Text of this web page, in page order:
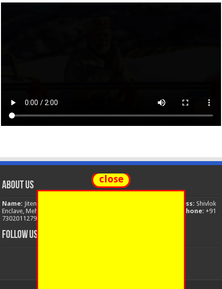
About Us
Name: Jitendra Singh Address: Shivlok
Enclave, Mehuwala Mafi, Dehradun, Uttarakhand, 248001, India
Phone: +91
7302011279
FOLLOW US
close